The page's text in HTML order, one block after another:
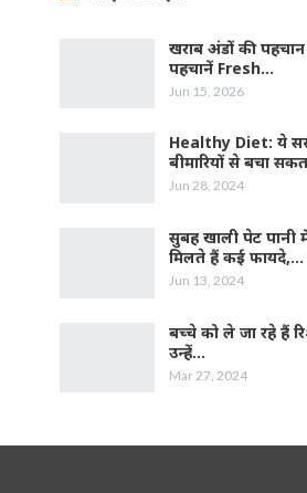
खराब अंडों की
पहचानें Fresh…
Jun 15, 2026
Healthy Diet: ये
बीमारियों से बचा
Jun 28, 2024
सुबह खाली पेट पानी
मिलते हैं कई फायदे,…
Jun 13, 2024
बच्चे को ले जा रहे हैं
उन्हें…
Mar 27, 2024